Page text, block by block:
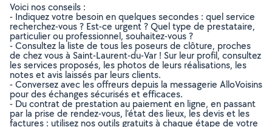
Voici nos conseils :
- Indiquez votre besoin en quelques secondes : quel service
recherchez-vous ? Est-ce urgent ? Quel type de prestataire,
particulier ou professionnel, souhaitez-vous ?
- Consultez la liste de tous les poseurs de clôture, proches
de chez vous à Saint-Laurent-du-Var ! Sur leur profil, consultez
les services proposés, les photos de leurs réalisations, les
notes et avis laissés par leurs clients.
- Conversez avec les offreurs depuis la messagerie AlloVoisins
pour des échanges sécurisés et efficaces.
- Du contrat de prestation au paiement en ligne, en passant
par la prise de rendez-vous, l’état des lieux, les devis et les
factures : utilisez nos outils gratuits à chaque étape de votre